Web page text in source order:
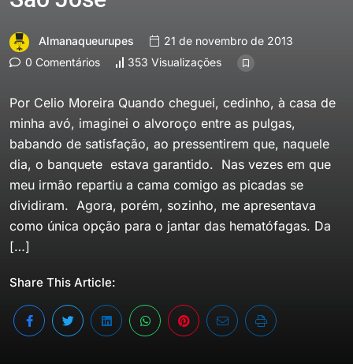
Almanaqueurupes
21 de novembro de 2013
0 Comentários
353 Visualizações
Por Celio Moreira Quando cheguei, cedinho, à casa de
minha avó, imaginei o alvoroço entre as pulgas,
babando de satisfação, ao pressentirem que, naquele
dia, o banquete estava garantido. Nas vezes em que
meu irmão repartiu a cama comigo as picadas se
dividiram. Agora, porém, sozinho, me apresentava
como única opção para o jantar das hematófagas. Da
[…]
Share This Article: